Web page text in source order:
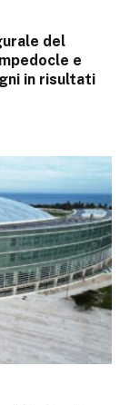
del
e
in risultati